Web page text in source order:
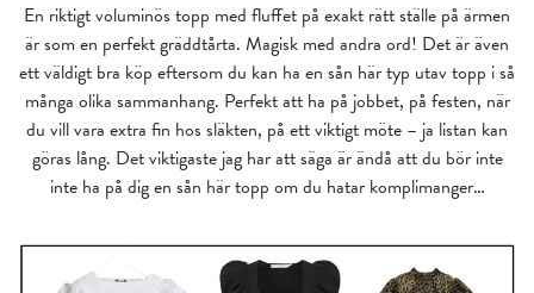
En riktigt voluminös topp med fluffet på exakt rätt ställe på ärmen
är som en perfekt gräddtårta. Magisk med andra ord! Det är även
ett väldigt bra köp eftersom du kan ha en sån här typ utav topp i så
många olika sammanhang. Perfekt att ha på jobbet, på festen, när
du vill vara extra fin hos släkten, på ett viktigt möte – ja listan kan
göras lång. Det viktigaste jag har att säga är ändå att du bör inte
inte ha på dig en sån här topp om du hatar komplimanger…